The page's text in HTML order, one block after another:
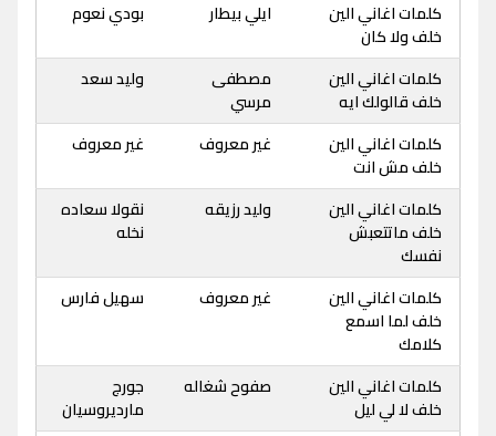
كلمات اغاني الين
خلف ولا كان
ايلي بيطار بودي نعوم
كلمات اغاني الين
خلف قالولك ايه
مصطفى
مرسي
وليد سعد
كلمات اغاني الين
خلف مش انت
غير معروف غير معروف
كلمات اغاني الين
خلف ماتتعبش
نفسك
وليد رزيقه
نقولا سعاده
نخله
كلمات اغاني الين
خلف لما اسمع
كلامك
غير معروف سهيل فارس
كلمات اغاني الين
خلف لا لي ليل
صفوح شغاله
جورج
مارديروسيان